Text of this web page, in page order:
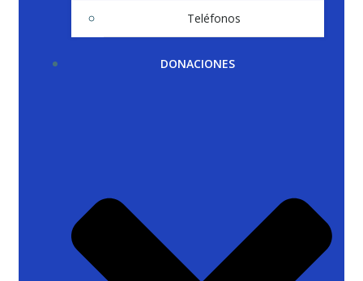
Teléfonos
DONACIONES